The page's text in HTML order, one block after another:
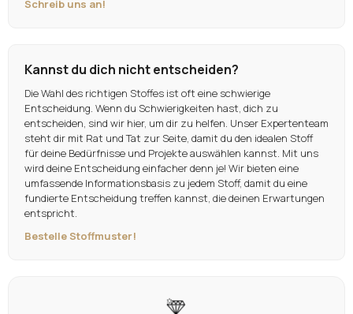
Schreib uns an!
Kannst du dich nicht entscheiden?
Die Wahl des richtigen Stoffes ist oft eine schwierige
Entscheidung. Wenn du Schwierigkeiten hast, dich zu
entscheiden, sind wir hier, um dir zu helfen. Unser Expertenteam
steht dir mit Rat und Tat zur Seite, damit du den idealen Stoff
für deine Bedürfnisse und Projekte auswählen kannst. Mit uns
wird deine Entscheidung einfacher denn je! Wir bieten eine
umfassende Informationsbasis zu jedem Stoff, damit du eine
fundierte Entscheidung treffen kannst, die deinen Erwartungen
entspricht.
Bestelle Stoffmuster!